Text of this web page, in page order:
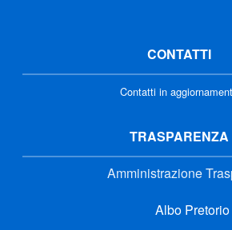
CONTATTI
Contatti in
TRASPARENZA
Amministrazione
Albo Pretorio